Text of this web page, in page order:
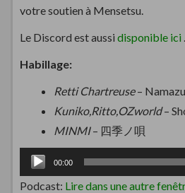
votre soutien à Mensetsu.
Le Discord est aussi disponible ici
Habillage:
Retti Chartreuse–
Kuniko,Ritto,OZworld–
MINMI– 四季ノ唄
Lecteur
audio
00:00
Podcast: Lire dans une autre